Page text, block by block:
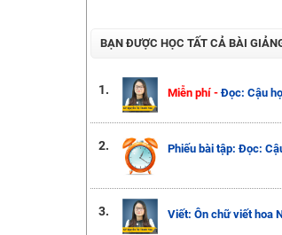
BẠN ĐƯỢC HỌC TẤT CẢ BÀI
1. Miễn phí -Đọc: Cậu
2. Phiếu bài tập: Đọc:
3. Viết: Ôn chữ viết hoa